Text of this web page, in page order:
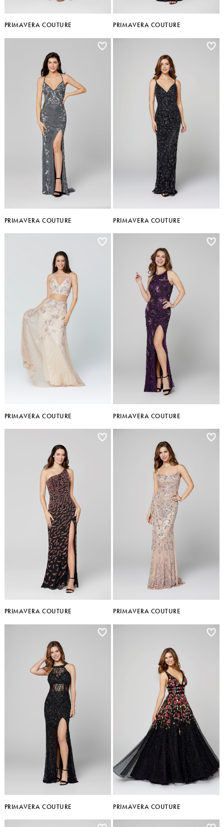
PRIMAVERA COUTURE PRIMAVERA COUTURE
PRIMAVERA COUTURE PRIMAVERA COUTURE
PRIMAVERA COUTURE PRIMAVERA COUTURE
PRIMAVERA COUTURE PRIMAVERA COUTURE
PRIMAVERA COUTURE PRIMAVERA COUTURE